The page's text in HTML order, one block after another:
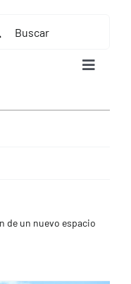
Toggle
de un nuevo espacio